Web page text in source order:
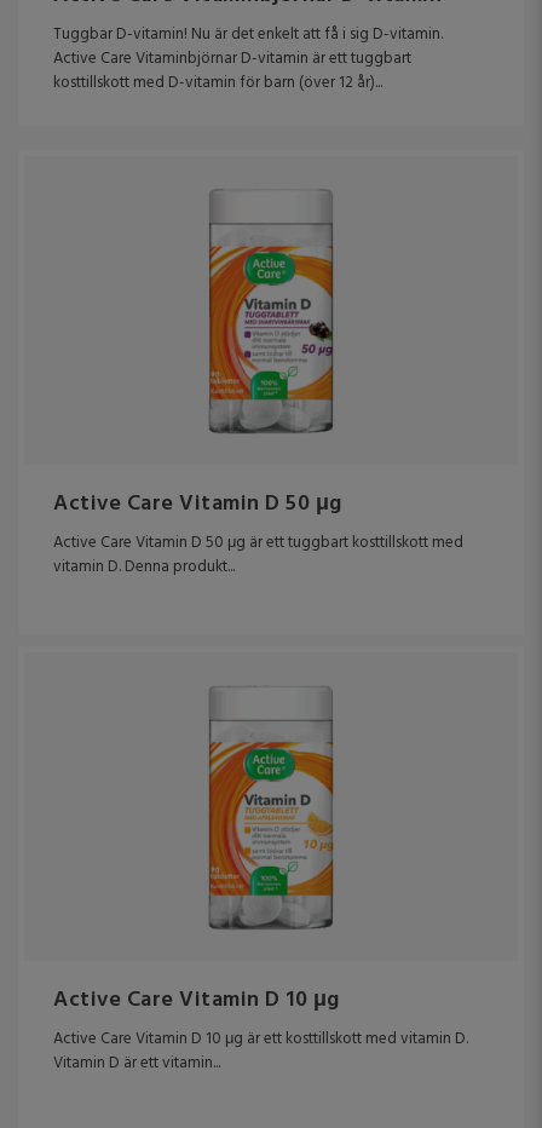
Tuggbar D-vitamin! Nu är det enkelt att få i sig D-vitamin.
Active Care Vitaminbjörnar D-vitamin är ett tuggbart
kosttillskott med D-vitamin för barn (över 12 år)...
Active Care Vitamin D 50 μg
Active Care Vitamin D 50 μg är ett tuggbart kosttillskott med
vitamin D. Denna produkt...
Active Care Vitamin D 10 μg
Active Care Vitamin D 10 μg är ett kosttillskott med vitamin D.
Vitamin D är ett vitamin...